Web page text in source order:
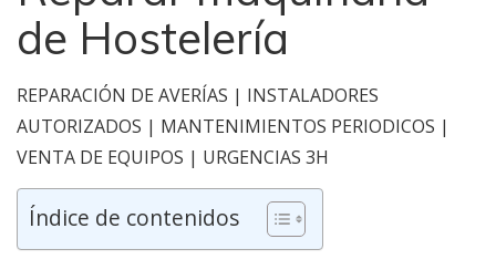
de Hostelería
REPARACIÓN DE AVERÍAS | INSTALADORES
AUTORIZADOS | MANTENIMIENTOS PERIODICOS |
VENTA DE EQUIPOS | URGENCIAS 3H
Índice de contenidos